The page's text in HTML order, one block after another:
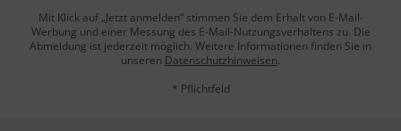
Mit Klick auf „Jetzt anmelden“ stimmen Sie dem Erhalt von E-Mail-
Werbung und einer Messung des E-Mail-Nutzungsverhaltens zu. Die
Abmeldung ist jederzeit möglich. Weitere Informationen finden Sie in
unseren Datenschutzhinweisen.
* Pflichtfeld